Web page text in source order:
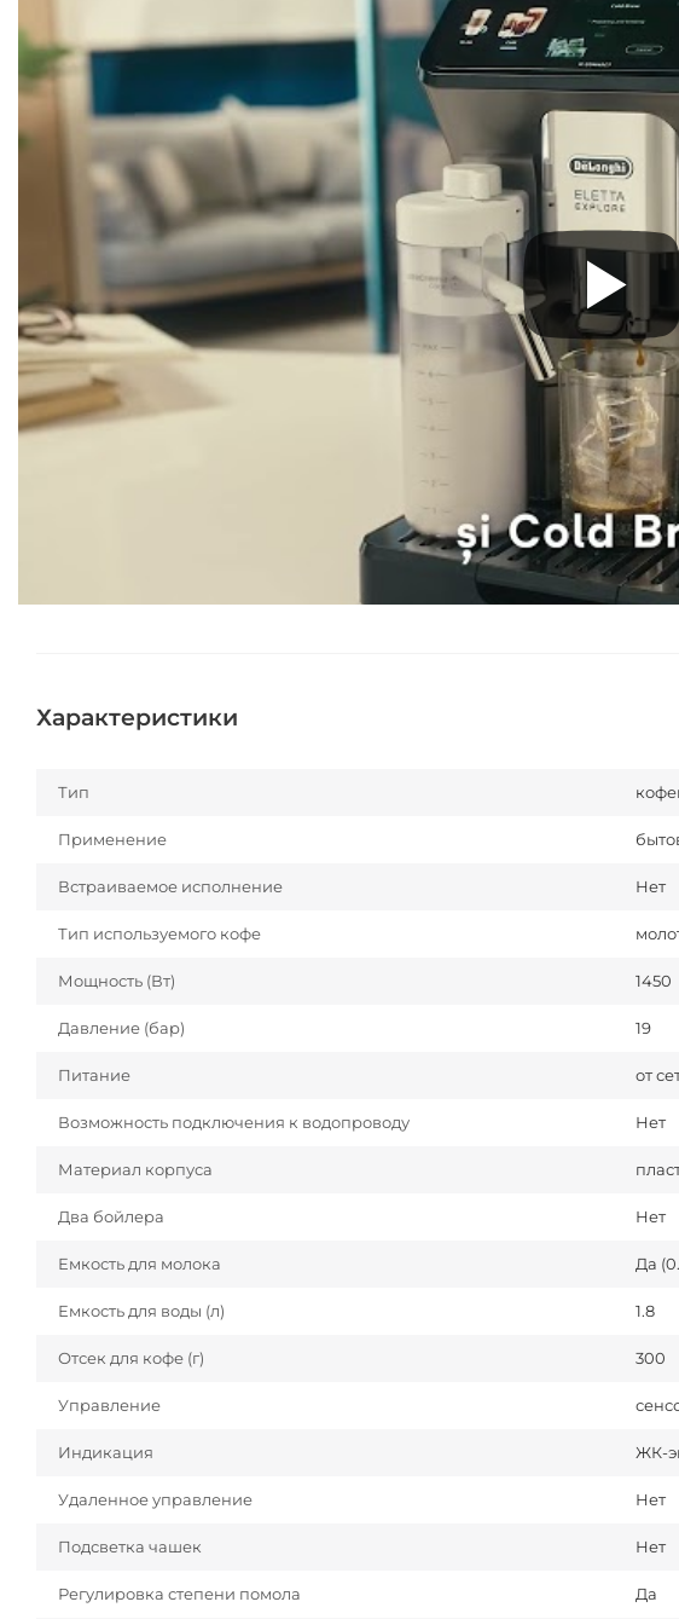
Характеристики
Тип
Применение
Встраиваемое исполнение Нет
Тип используемого кофе
Мощность (Вт) 1450
Давление (бар) 19
Питание от
Возможность подключения к водопроводу Нет
Материал корпуса
Два бойлера Нет
Емкость для молока Да
Емкость для воды (л) 1.8
Отсек для кофе (г) 300
Управление
Индикация ЖК-
Удаленное управление Нет
Подсветка чашек Нет
Регулировка степени помола Да